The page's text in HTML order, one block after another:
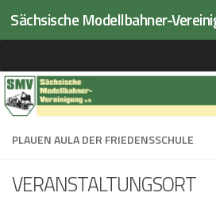
Zum Inhalt springen
PLAUEN AULA DER FRIEDENSSCHULE
VERANSTALTUNGSORT